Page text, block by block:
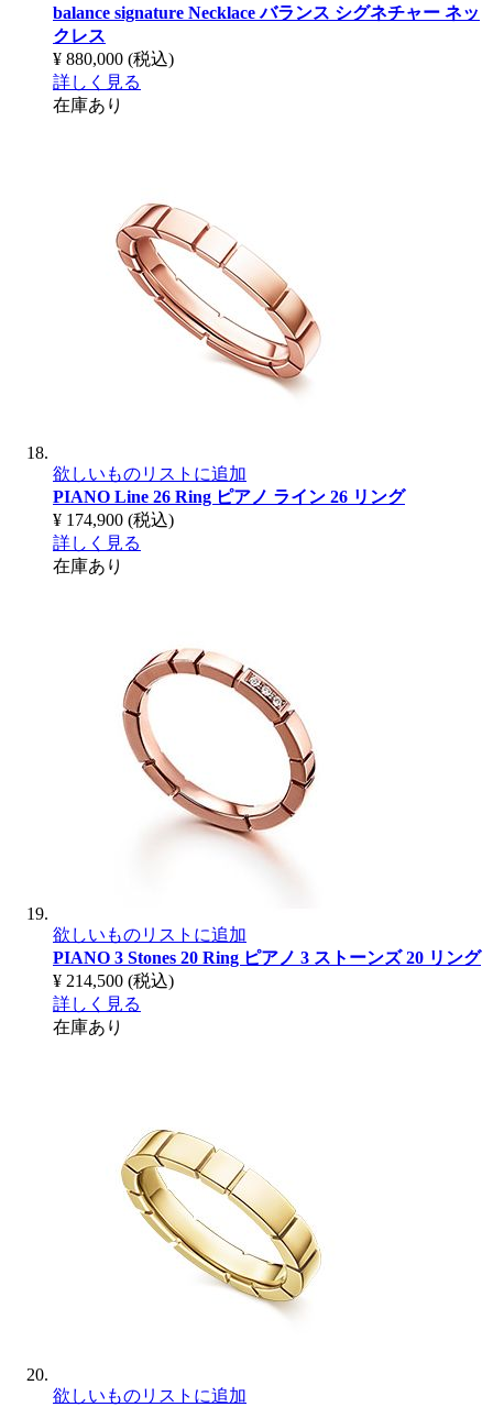
balance signature Necklaceバランス シグネチャー ネッ
クレス
¥ 880,000 (税込)
詳しく見る
在庫あり
欲しいものリストに追加
PIANO Line 26 Ring ピアノ ライン 26 リング
¥ 174,900 (税込)
詳しく見る
在庫あり
欲しいものリストに追加
PIANO 3 Stones 20 Ring ピアノ 3 ストーンズ 20 リング
¥ 214,500 (税込)
詳しく見る
在庫あり
欲しいものリストに追加